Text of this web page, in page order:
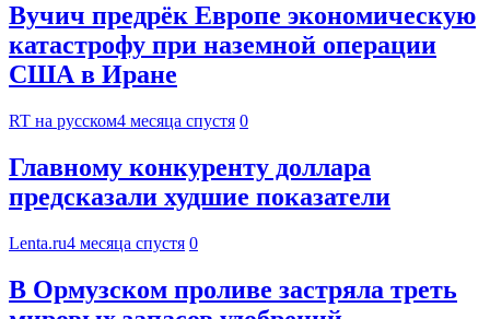
Вучич предрёк Европе экономическую
катастрофу при наземной операции
США в Иране
RT на русском4 месяца спустя 0
Главному конкуренту доллара
предсказали худшие показатели
Lenta.ru4 месяца спустя 0
В Ормузском проливе застряла треть